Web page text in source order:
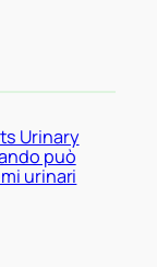
Urinary
può
urinari